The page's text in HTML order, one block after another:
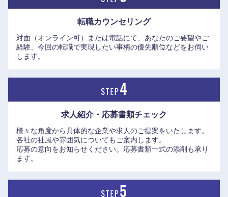
転職カウンセリング
対面（オンライン可）または電話にて、あなたのご要望やご
経験、今回の転職で実現したい事柄の優先順位などをお伺い
します。
求人紹介・応募書類チェック
様々な角度から具体的な企業や求人のご提案をいたします。
各社の社風や雰囲気についてもご案内します。
応募の意向をお知らせください。応募書類一式の添削も承り
ます。